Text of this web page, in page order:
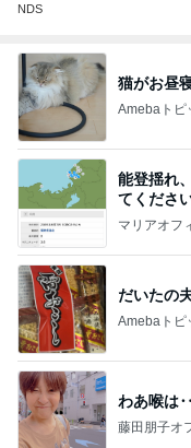
NDS
猫がお昼
Amebaトピ
能登揺れ
てください
マリアオフ
だいたの
Amebaトピ
わあ喉は‥
藤田朋子オ